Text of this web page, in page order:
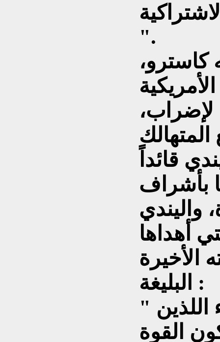
".
كاسترو،
قائداً
بأشراف
واليندي
أهداها
الأخيرة
البليغة :
" وهذه عبرة للشرفاء اللذين
القوة